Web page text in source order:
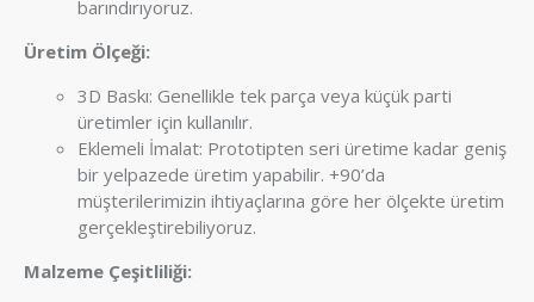
barındırıyoruz.
Üretim Ölçeği:
3D Baskı: Genellikle tek parça veya küçük parti
üretimler için kullanılır.
Eklemeli İmalat: Prototipten seri üretime kadar geniş
bir yelpazede üretim yapabilir. +90’da
müşterilerimizin ihtiyaçlarına göre her ölçekte üretim
gerçekleştirebiliyoruz.
Malzeme Çeşitliliği: